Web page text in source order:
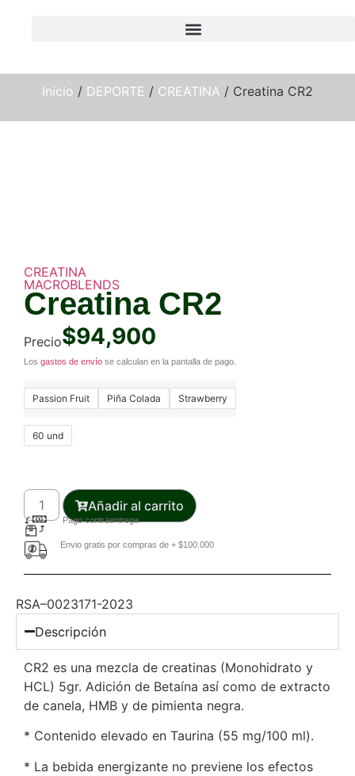
Inicio / DEPORTE / CREATINA / Creatina CR2
CREATINA
MACROBLENDS
Creatina CR2
Precio$94,900
Los gastos de envío se calculan en la pantalla de pago.
Passion Fruit Piña Colada Strawberry
60 und
Añadir al carrito
Pago contraentrega
Envio gratis por compras de + $100.000
RSA–0023171-2023
Descripción
CR2 es una mezcla de creatinas (Monohidrato y
HCL) 5gr. Adición de Betaína así como de extracto
de canela, HMB y de pimienta negra.
* Contenido elevado en Taurina (55 mg/100 ml).
* La bebida energizante no previene los efectos